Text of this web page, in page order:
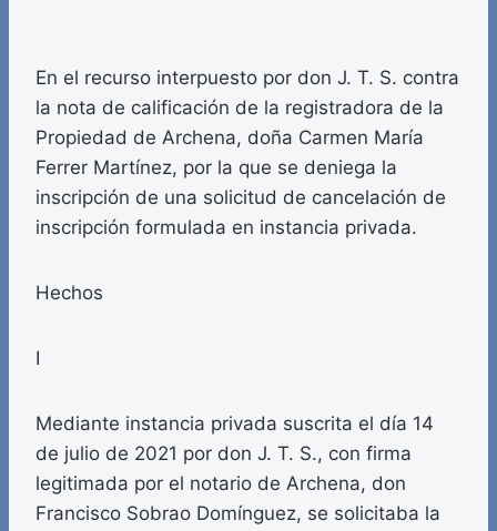
En el recurso interpuesto por don J. T. S. contra
la nota de calificación de la registradora de la
Propiedad de Archena, doña Carmen María
Ferrer Martínez, por la que se deniega la
inscripción de una solicitud de cancelación de
inscripción formulada en instancia privada.
Hechos
I
Mediante instancia privada suscrita el día 14
de julio de 2021 por don J. T. S., con firma
legitimada por el notario de Archena, don
Francisco Sobrao Domínguez, se solicitaba la